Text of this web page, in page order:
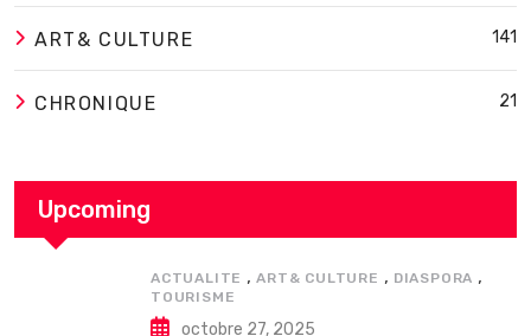
ART& CULTURE 141
CHRONIQUE 21
Upcoming
ACTUALITE ,ART& CULTURE , DIASPORA ,
TOURISME
octobre 27, 2025